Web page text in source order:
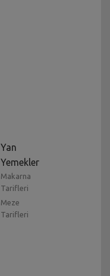
Yan
Yemekler
Makarna
Tarifleri
Meze
Tarifleri